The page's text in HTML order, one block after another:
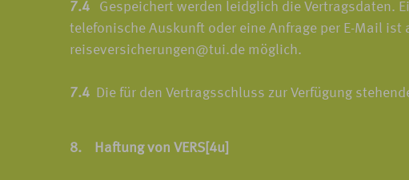
7.4 Gespeichert werden leidglich die Vertragsdaten.
telefonische Auskunft oder eine Anfrage per E-Mail
reiseversicherungen@tui.de möglich.
7.4 Die für den Vertragsschluss zur Verfügung
8. Haftung von VERS[4u]